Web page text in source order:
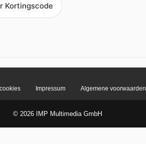
Kortingscode
Impressum Algemene voorwaarden
© 2026 IMP Multimedia GmbH